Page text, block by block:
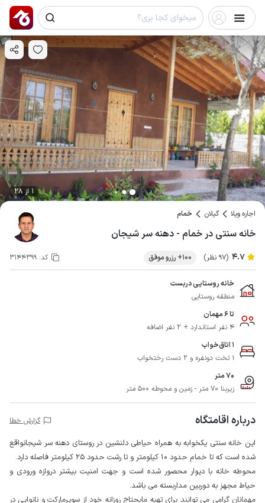
1 از 28
اجاره ویلا گیلان خمام
خانه سنتی در خمام - دهنه سر شیجان
4.7 (97 نظر) 100+ رزرو موفق کد: 3144399
خانه روستایی دربست
منطقه روستایی
تا 6 مهمان
4 نفر استاندارد + 2 نفر اضافه
1 اتاق‌خواب
1 تخت دونفره و 2 دست رختخواب
70 متر
زیربنا 70 متر - زمین و محوطه 500 متر
درباره اقامتگاه گزارش خطا
این خانه سنتی یکخوابه به همراه حیاطی دلنشین در روستای دهنه سر شیجانواقع
شده است که تا خمام حدود 10 کیلومتر و تا رشت حدود 25 کیلومتر فاصله دارد.
محوطه خانه با دیوار محصور شده است و جهت امنیت بیشتر دروازه ورودی و
حیاط مجهز به دوربین مداربسته می باشد.
مهمانان گرامی می توانند برای تهیه مایحتاج روزانه خود از سوپرمارکت و نانوایی در